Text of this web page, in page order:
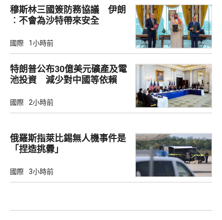
穆斯林三國簽防務協議 伊朗
︰不會為沙特帶來安全
國際 1小時前
特朗普公布30億美元礦產及電
池投資 減少對中國等依賴
國際 2小時前
俄羅斯指萊比錫無人機事件是
「捏造挑釁」
國際 3小時前